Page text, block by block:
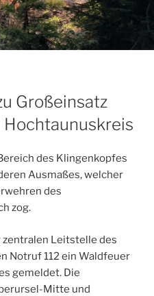
Großeinsatz
des Klingenkopfes
Ausmaßes, welcher
des
zog.
zentralen Leitstelle des
Notruf 112 ein Waldfeuer
gemeldet. Die
Mitte und